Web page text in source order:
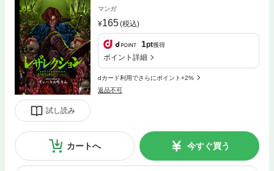
試し読み
マンガ
165(税込)
1pt獲得
ポイント詳細
dカード利用でさらにポイント+2%
返品不可
カートへ 今すぐ買う